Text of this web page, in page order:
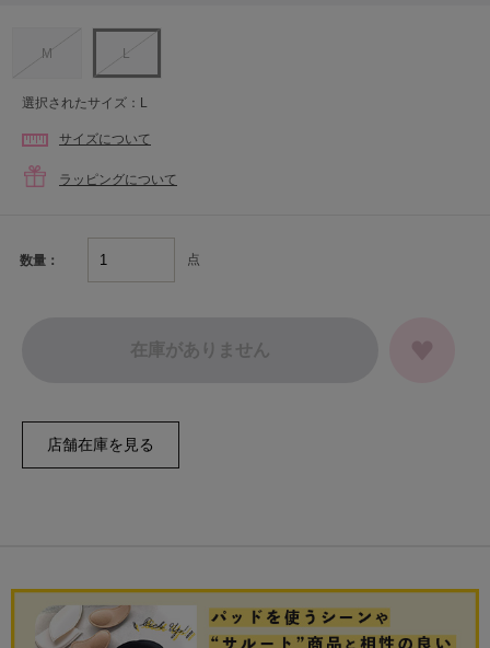
M L
選択されたサイズ：L
サイズについて
ラッピングについて
数量： 点
在庫がありません